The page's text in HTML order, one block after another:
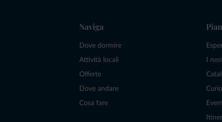
Naviga
Dove dormire
Attività locali
Offerte
Dove andare
Cosa fare
I